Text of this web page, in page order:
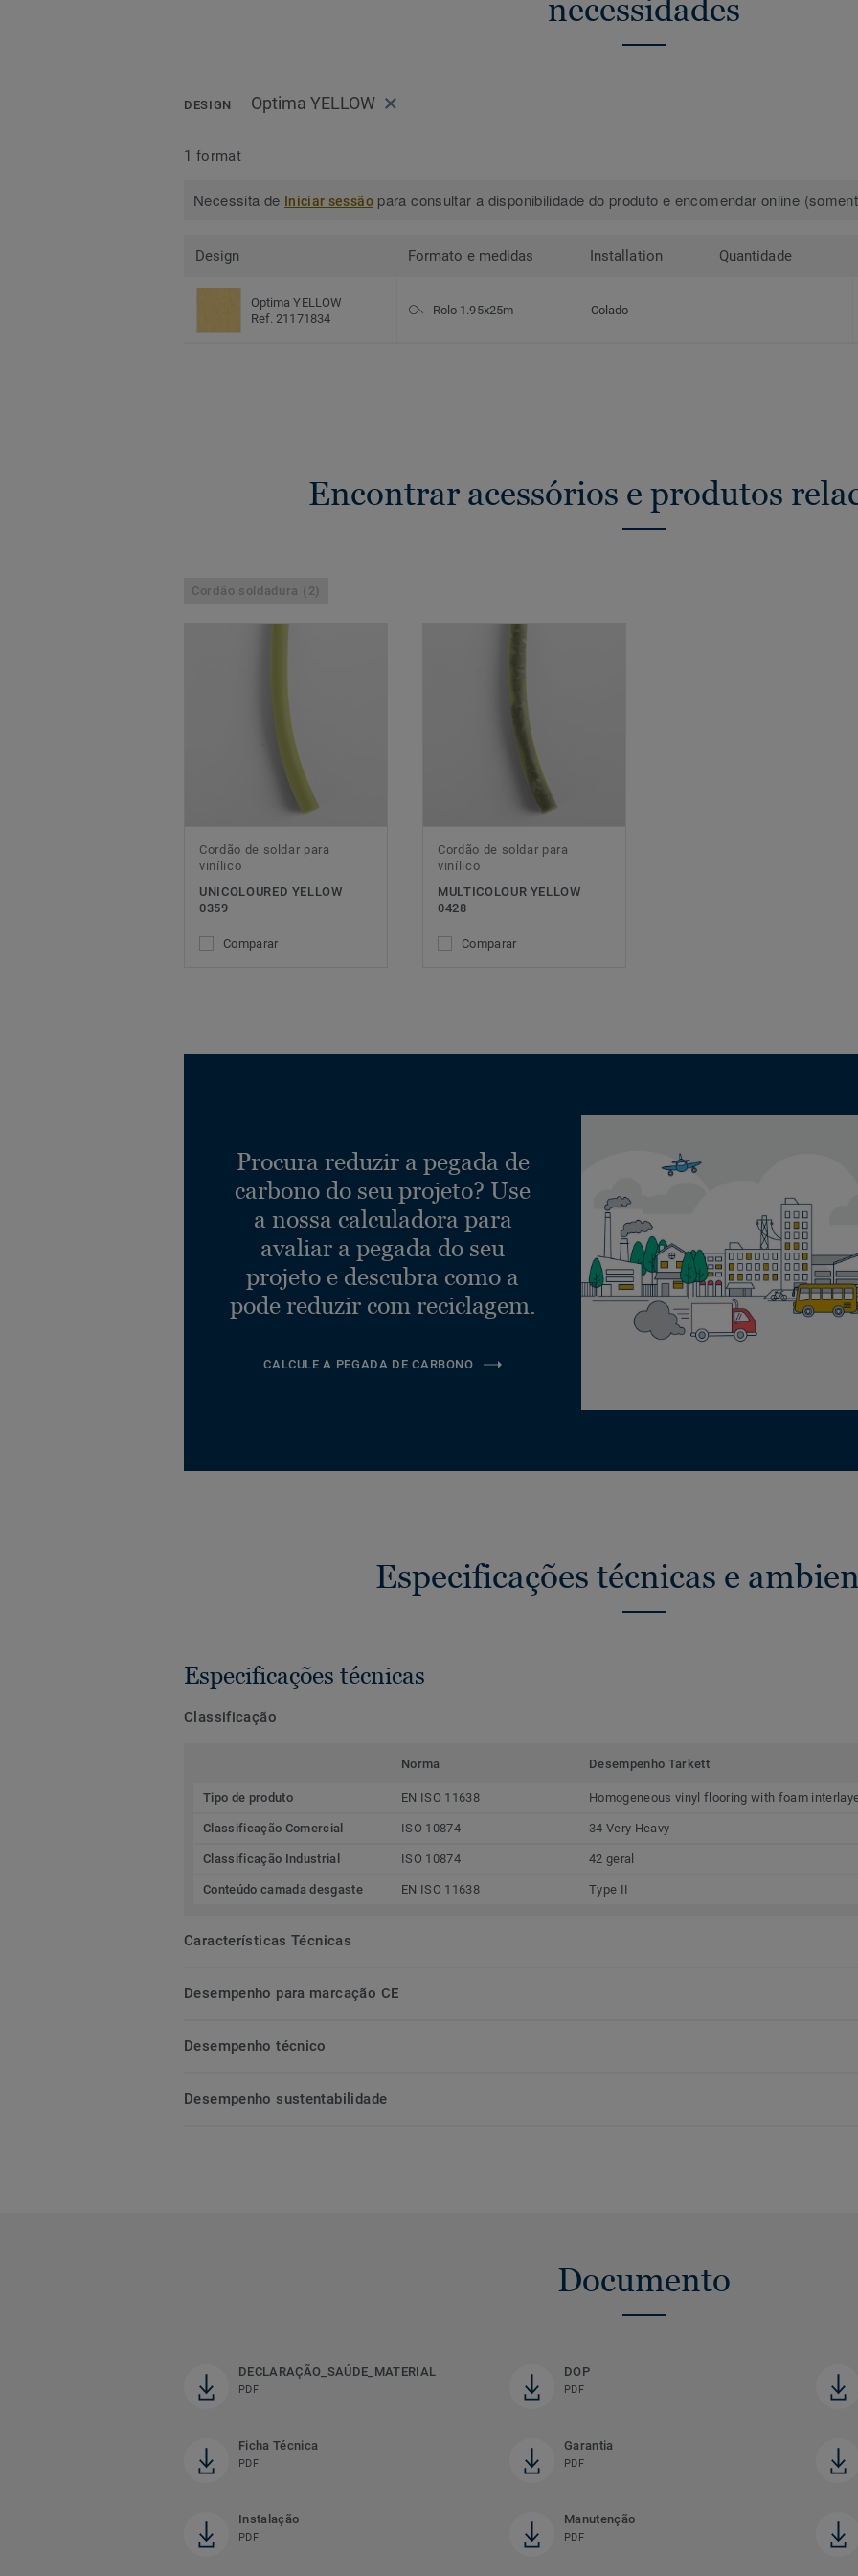
necessidades
DESIGN Optima YELLOW
1 format
Necessita de Iniciar sessãopara consultar a disponibilidade do produto e encomendar online
Design Formato e medidas Installation Quantidade
Optima YELLOW
Ref. 21171834
Rolo 1.95x25m Colado
Encontrar acessórios e produtos
Cordão soldadura (2)
Cordão de soldar para
vinílico
UNICOLOURED YELLOW
0359
Comparar
Cordão de soldar para
vinílico
MULTICOLOUR YELLOW
0428
Comparar
Procura reduzir a pegada de
carbono do seu projeto? Use
a nossa calculadora para
avaliar a pegada do seu
projeto e descubra como a
pode reduzir com reciclagem.
CALCULE A PEGADA DE CARBONO
Especificações técnicas e
Especificações técnicas
Classificação
Norma Desempenho Tarkett
Tipo de produto EN ISO 11638 Homogeneous vinyl flooring with foam
Classificação Comercial ISO 10874 34 Very Heavy
Classificação Industrial ISO 10874 42 geral
Conteúdo camada desgaste EN ISO 11638 Type II
Características Técnicas
Desempenho para marcação CE
Desempenho técnico
Desempenho sustentabilidade
Documento
DECLARAÇÃO_SAÚDE_MATERIAL
PDF
DOP
PDF
Ficha Técnica
PDF
Garantia
PDF
Instalação
PDF
Manutenção
PDF